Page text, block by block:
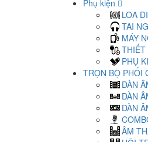
Phụ kiện
LOA
TAI
MÁY
THIẾT
PHỤ
TRỌN BỘ PHỐI
DÀN
DÀN
DÀN
ÂM